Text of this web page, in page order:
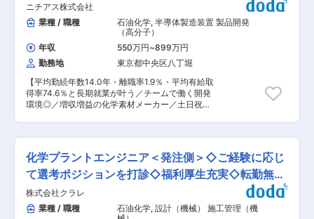
レンジすることができます。もちろん当ポジショ
ンでスキルを磨いていただき、将来的にはマネジ
メント職に就くことも可能です。 ◆メディア掲載
情報（テレビ東京）： ・テレ東Biz：
https://youtu.be/gxtwPPdtwkw ・TOKYO MX：
https://youtu.be/RaXuRQsIxuE ◆企業概要： 同
社は、2000年1月1日、株式会社ニコンおよびエ
シロール・インターナショナル（フランス）両社
の強い意思によって、グローバルに展開するメガ
分野のリーダーである「ニコン」と世界のメガネ
レンズのリーダーである「エシロール」が共に手
乗効果を発揮し、グローバルに事業を展開してい
ます。 変更の範囲：会社の定める業務
品関連分野」、 学校、官公庁、工場などを対象と
する「一般事業所分野」、 病院、医院、医療機器
メーカーを対象とする「医療関連分野」です。 営
業の際には社用の車・社用携帯電話を使用して頂
きます。 担当先は、基本的にエリア毎にわかれて
いますが、顧客に応じてエリアに関係なく担当い
ただくこともあります。 ■組織風土： 中途入社
率が全体の約4割いる環境です。文理問わず未経
験で入社し、活躍している方が多くいます。 他拠
点や関係各部署との連携も少なくない事や、営業
としても協調性を重んじる社風となっています。
リエイト」をスローガンに、洗浄・殺菌・消毒な
ど衛生に関する業務用製品と衛生管理システムを
販売・提供しています。 中でも「アルボース石鹸
液」のシェアは業界トップクラスを誇っており、
認知度・信頼度の高い製品ラインナップを持つ企
業です。 ◎品質と信頼高いブランド力ある製品：
場◆
ニチアス株式会社
業種 / 職種
石油化学, 半導体製造装置 製品開発
（高分子）
年収
550万円~899万円
勤務地
東京都中央区八丁堀
【平均勤続年数14.0年・離職率1.9％・平均有給取
得率74.6％と長期就業が叶う／チームで働く開発
環境◎／増収増益の化学素材メーカー／土日祝
クリーンな製造環境が求められる半導体・電子デ
バイス産業向けに高機能部材を供給しておりま
す。本ポジションでは半導体工場や製造プロセス
に使用される『ふっ素樹脂』を用いた部材の設
計〜量産移管までの工程をご担当いただきます。
■業務詳細： 単なる材料・部材の供給にとどまら
ず、顧客が仕様や設計を検討する段階から参画
し、個別仕様品のニーズに応じた製品開発を行っ
化学プラントエンジニア＜発注側＞◇ご経験に応じ
て選考ポジションを打診◇福利厚生充実◇転勤無し
選択可
株式会社クラレ
業種 / 職種
石油化学, 設計（機械） 施工管理（機